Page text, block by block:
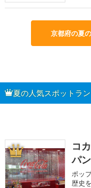
京都府の夏
夏の人気スポットラ
1
コ
パ
ポッ
歴史